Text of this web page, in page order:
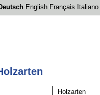
English Français Italiano
Holzarten